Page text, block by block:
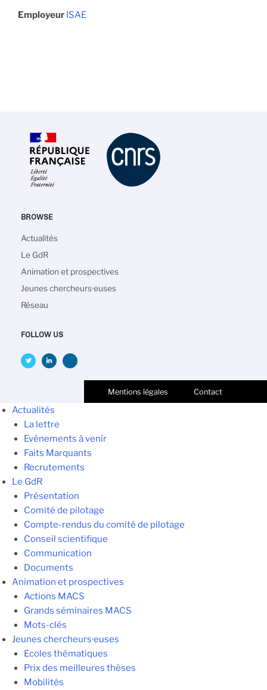
Employeur ISAE
BROWSE
Navigation
principale
Actualités
Le GdR
Animation et prospectives
Jeunes chercheurs·euses
Réseau
FOLLOW US
Mentions légales Contact
Actualités
La lettre
Evénements à venir
Faits Marquants
Recrutements
Le GdR
Présentation
Comité de pilotage
Compte-rendus du comité de pilotage
Conseil scientifique
Communication
Documents
Animation et prospectives
Actions MACS
Grands séminaires MACS
Mots-clés
Jeunes chercheurs·euses
Ecoles thématiques
Prix des meilleures thèses
Mobilités